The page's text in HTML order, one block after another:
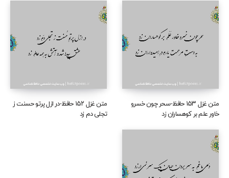
متن غزل ۱۵۳ حافظ-سحر چون خسرو
خاور علم بر کوهساران زد
متن غزل ۱۵۲ حافظ-در ازل پرتو حسنت ز
تجلی دم زد